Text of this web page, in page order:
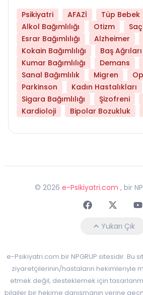
Psikiyatri AFAZİ
Tüp Bebek
Alkol Bağımlılığı
Otizm
Esrar Bağımlılığı
Alzheimer
Kokain Bağımlılığı
Baş Ağrıları
Kumar Bağımlılığı
Demans
Sanal Bağımlılık
Migren
Parkinson
Kadın Hastalıkları
Sigara Bağımlılığı
Şizofreni
Kardioloji
Bipolar Bozukluk
© 2026 e-Psikiyatri.com , bir
FaceebokTwitter
Yukarı Çık
e-Psikiyatri.com bir NPGRUP sitesidir. Bu
ziyaretçilerinin/hastaların hekimleriyle
etmek değil, desteklemek için
bilgiler bir hekime danışmanın yerine